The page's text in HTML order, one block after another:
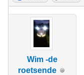
Wim -de
roetsende